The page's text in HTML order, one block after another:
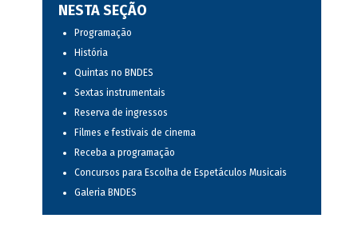
NESTA SEÇÃO
Programação
História
Quintas no BNDES
Sextas instrumentais
Reserva de ingressos
Filmes e festivais de cinema
Receba a programação
Concursos para Escolha de Espetáculos Musicais
Galeria BNDES